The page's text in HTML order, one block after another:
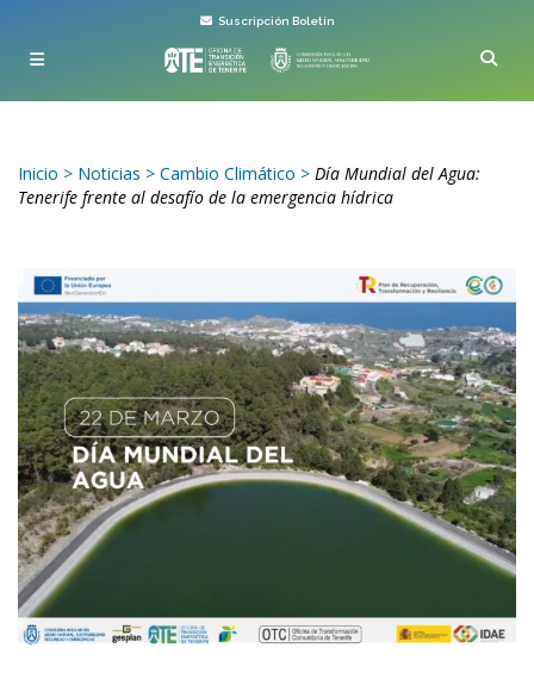
Suscripción Boletín
Inicio > Noticias > Cambio Climático > Día Mundial del Agua:
Tenerife frente al desafío de la emergencia hídrica